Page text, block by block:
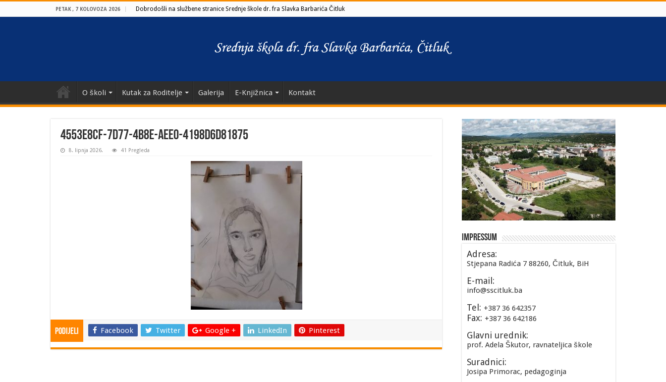
PETAK , 7 KOLOVOZA 2026 Dobrodošli na službene stranice Srednje škole dr. fra Slavka Barbarića Čitluk
O školi Kutak za Roditelje Galerija E-Knjižnica Kontakt
4553e8cf-7d77-4b8e-aee0-4198d6d81875
8. lipnja 2026. 41 Pregleda
Podijeli Facebook Twitter Google + LinkedIn Pinterest
Impressum
Adresa:
Stjepana Radića 7 88260, Čitluk, BiH
E-mail:
info@sscitluk.ba
Tel: +387 36 642357
Fax: +387 36 642186
Glavni urednik:
prof. Adela Škutor, ravnateljica škole
Suradnici:
Josipa Primorac, pedagoginja